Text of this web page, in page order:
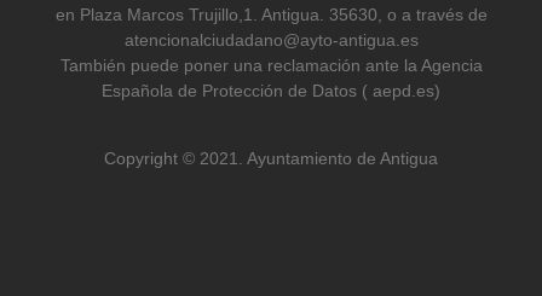
en Plaza Marcos Trujillo,1. Antigua. 35630, o a través de
atencionalciudadano@ayto-antigua.es
También puede poner una reclamación ante la Agencia
Española de Protección de Datos ( aepd.es)
Copyright © 2021. Ayuntamiento de Antigua